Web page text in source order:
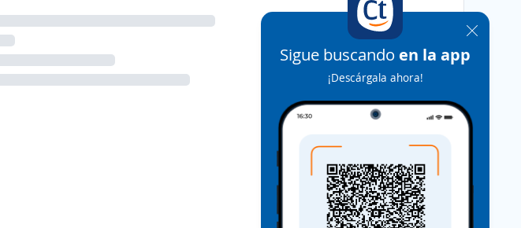
Sigue buscando en la app
¡Descárgala ahora!